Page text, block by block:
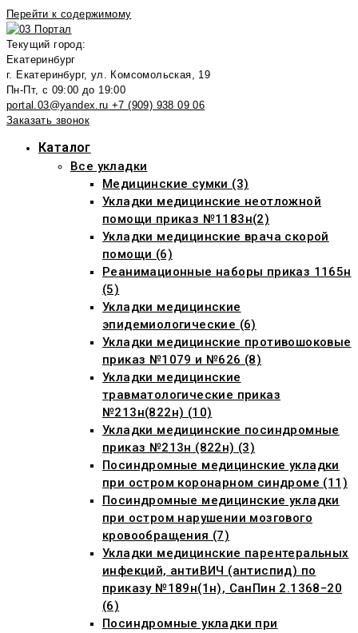
Перейти к содержимому
Текущий город:
Екатеринбург
г. Екатеринбург, ул. Комсомольская, 19
Пн-Пт, с 09:00 до 19:00
portal.03@yandex.ru +7 (909) 938 09 06
Заказать звонок
Каталог
Все укладки
Медицинские сумки (3)
Укладки медицинские неотложной
помощи приказ №1183н(2)
Укладки медицинские врача скорой
помощи (6)
Реанимационные наборы приказ 1165н
(5)
Укладки медицинские
эпидемиологические (6)
Укладки медицинские противошоковые
приказ №1079 и №626 (8)
Укладки медицинские
травматологические приказ
№213н(822н) (10)
Укладки медицинские посиндромные
приказ №213н (822н) (3)
Посиндромные медицинские укладки
при остром коронарном синдроме (11)
Посиндромные медицинские укладки
при остром нарушении мозгового
кровообращения (7)
Укладки медицинские парентеральных
инфекций, антиВИЧ (антиспид) по
приказу №189н(1н), СанПин 2.1368−20
(6)
Посиндромные укладки при